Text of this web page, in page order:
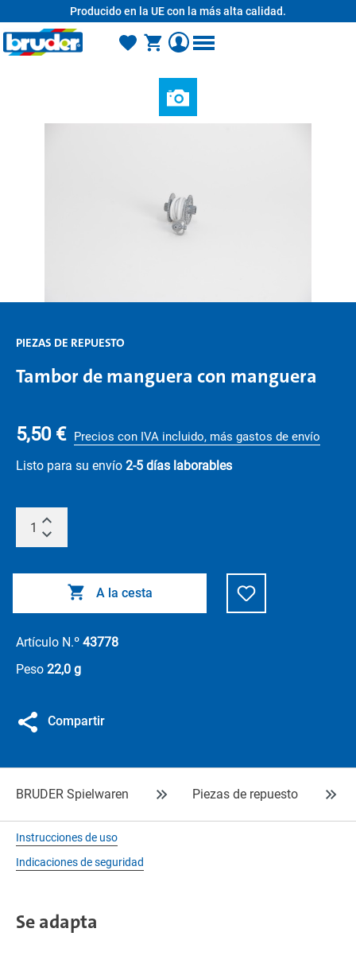
Producido en la UE con la más alta calidad.
PIEZAS DE REPUESTO
Tambor de manguera con manguera
5,50 € Precios con IVA incluido, más gastos de envío
Listo para su envío 2-5 días laborables
A la cesta
Artículo N.º 43778
Peso 22,0 g
Compartir
BRUDER Spielwaren Piezas de repuesto
Instrucciones de uso
Indicaciones de seguridad
Se adapta